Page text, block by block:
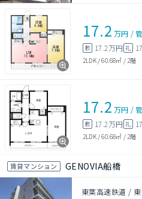
17.2 万円 /
敷 17.2万円 礼
2LDK/60.68㎡ / 2階
17.2 万円 /
敷 17.2万円 礼
2LDK/60.68㎡ / 2階
賃貸マンション GENOVIA船橋
東葉高速鉄道 /